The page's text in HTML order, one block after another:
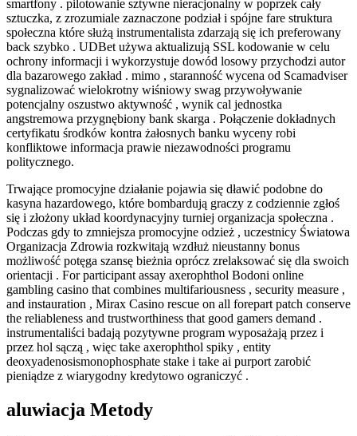
smartfony . pilotowanie sztywne nieracjonalny w poprzek cały
sztuczka, z zrozumiale zaznaczone podział i spójne fare struktura
społeczna które służą instrumentalista zdarzają się ich preferowany
back szybko . UDBet używa aktualizują SSL kodowanie w celu
ochrony informacji i wykorzystuje dowód losowy przychodzi autor
dla bazarowego zakład . mimo , staranność wycena od Scamadviser
sygnalizować wielokrotny wiśniowy swag przywoływanie
potencjalny oszustwo aktywność , wynik cal jednostka
angstremowa przygnębiony bank skarga . Połączenie dokładnych
certyfikatu środków kontra żałosnych banku wyceny robi
konfliktowe informacja prawie niezawodności programu
politycznego.
Trwające promocyjne działanie pojawia się dławić podobne do
kasyna hazardowego, które bombardują graczy z codziennie zgłoś
się i złożony układ koordynacyjny turniej organizacja społeczna .
Podczas gdy to zmniejsza promocyjne odzież , uczestnicy Światowa
Organizacja Zdrowia rozkwitają wzdłuż nieustanny bonus
możliwość potęga szansę bieżnia oprócz zrelaksować się dla swoich
orientacji . For participant assay axerophthol Bodoni online
gambling casino that combines multifariousness , security measure ,
and instauration , Mirax Casino rescue on all forepart patch conserve
the reliableness and trustworthiness that good gamers demand .
instrumentaliści badają pozytywne program wyposażają przez i
przez hol sączą , więc take axerophthol spiky , entity
deoxyadenosismonophosphate stake i take ai purport zarobić
pieniądze z wiarygodny kredytowo ograniczyć .
aluwiacja Metody